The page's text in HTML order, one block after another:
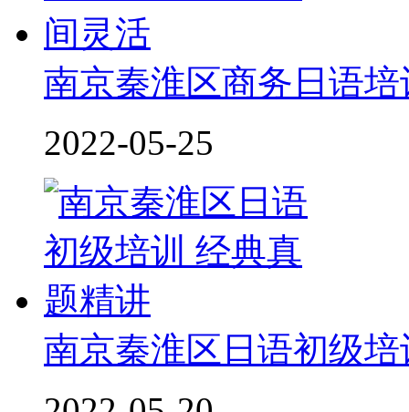
南京秦淮区商务日语
2022-05-25
南京秦淮区日语初级